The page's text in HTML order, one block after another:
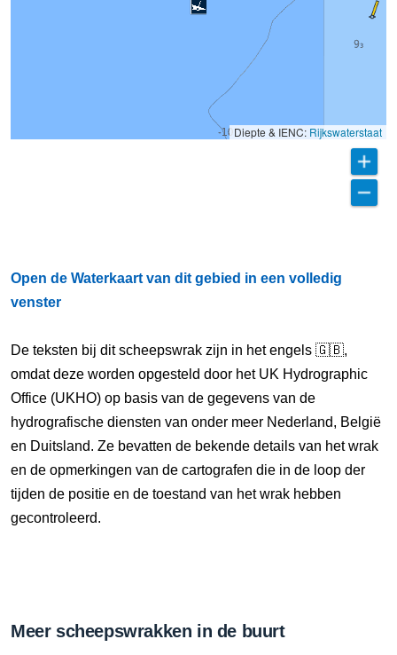
Diepte & IENC: Rijkswaterstaat
Open de Waterkaart van dit gebied in een volledig
venster
De teksten bij dit scheepswrak zijn in het engels 🇬🇧,
omdat deze worden opgesteld door het UK Hydrographic
Office (UKHO) op basis van de gegevens van de
hydrografische diensten van onder meer Nederland, België
en Duitsland. Ze bevatten de bekende details van het wrak
en de opmerkingen van de cartografen die in de loop der
tijden de positie en de toestand van het wrak hebben
gecontroleerd.
Meer scheepswrakken in de buurt